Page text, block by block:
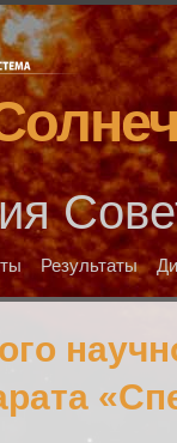
Результаты